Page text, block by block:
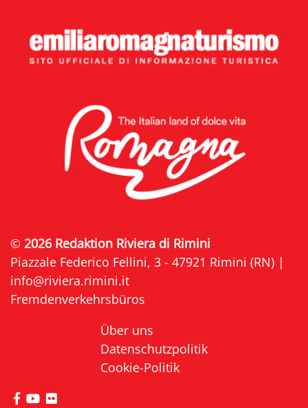
© 2026 Redaktion Riviera di Rimini
Piazzale Federico Fellini, 3 - 47921 Rimini (RN) |
info@riviera.rimini.it
Fremdenverkehrsbüros
Über uns
Datenschutzpolitik
Cookie-Politik
die Seite Facebook von Riviera di Rimini
die Seite YouTube von Riviera di Rimini
die Seite Flickr von Riviera di Rimini